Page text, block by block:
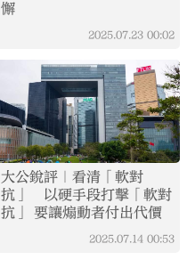
懈
2025.07.23 00:02
大公銳評｜看清「軟對
抗」 以硬手段打擊「軟對
抗」 要讓煽動者付出代價
2025.07.14 00:53